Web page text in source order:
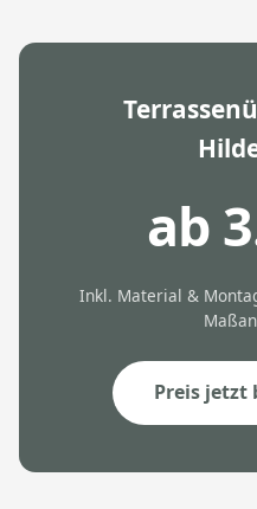
ab
Inkl. Material &
Preis jetzt